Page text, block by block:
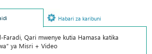
Habari za karibuni
Faradi, Qari mwenye kutia Hamasa katika
ya Misri + Video